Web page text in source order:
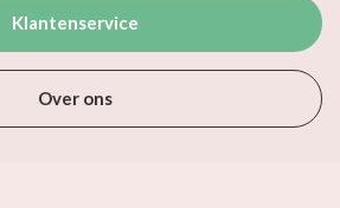
Klantenservice
Over ons